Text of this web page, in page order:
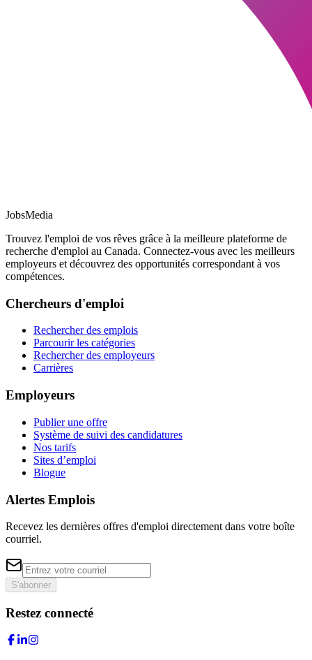
JobsMedia
Trouvez l'emploi de vos rêves grâce à la meilleure plateforme de
recherche d'emploi au Canada. Connectez-vous avec les meilleurs
employeurs et découvrez des opportunités correspondant à vos
compétences.
Chercheurs d'emploi
Rechercher des emplois
Parcourir les catégories
Rechercher des employeurs
Carrières
Employeurs
Publier une offre
Système de suivi des candidatures
Nos tarifs
Sites d’emploi
Blogue
Alertes Emplois
Recevez les dernières offres d'emploi directement dans votre boîte
courriel.
S'abonner
Restez connecté